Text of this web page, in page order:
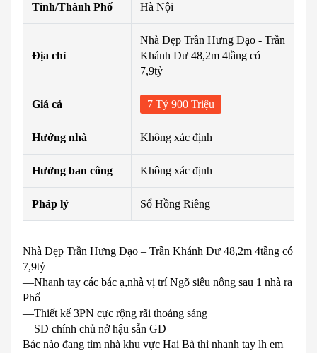
Tỉnh/Thành Phố Hà Nội
Địa chỉ
Nhà Đẹp Trần Hưng Đạo - Trần
Khánh Dư 48,2m 4tầng có
7,9tỷ
Giá cả 7 Tỷ 900 Triệu
Hướng nhà Không xác định
Hướng ban công Không xác định
Pháp lý Sổ Hồng Riêng
Nhà Đẹp Trần Hưng Đạo – Trần Khánh Dư 48,2m 4tầng có
7,9tỷ
—Nhanh tay các bác ạ,nhà vị trí Ngõ siêu nông sau 1 nhà ra
Phố
—Thiết kế 3PN cực rộng rãi thoáng sáng
—SD chính chủ nở hậu sẵn GD
Bác nào đang tìm nhà khu vực Hai Bà thì nhanh tay lh em